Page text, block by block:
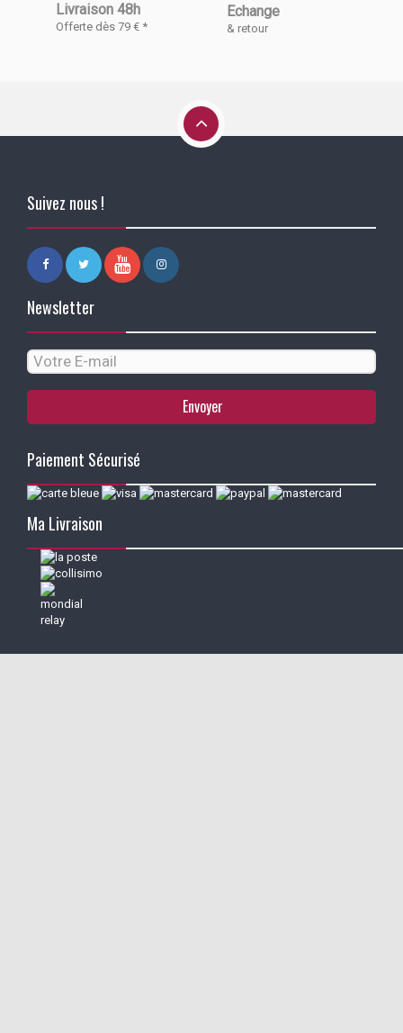
Livraison 48h
Offerte dès 79 € *
Echange
& retour
Suivez nous !
Newsletter
Envoyer
Paiement Sécurisé
Ma Livraison